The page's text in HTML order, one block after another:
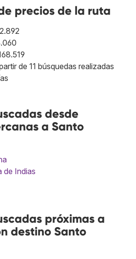
precios de la ruta
de 11 búsquedas realizadas
desde
a Santo
de Indias
próximas a
destino Santo